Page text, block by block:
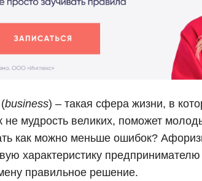
business) – такая сфера жизни, в
не мудрость великих, поможет
как можно меньше ошибок?
характеристику
правильное решение.